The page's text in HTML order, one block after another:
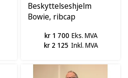
Beskyttelseshjelm
Bowie, ribcap
kr 1 700 Eks. MVA
kr 2 125 Inkl. MVA